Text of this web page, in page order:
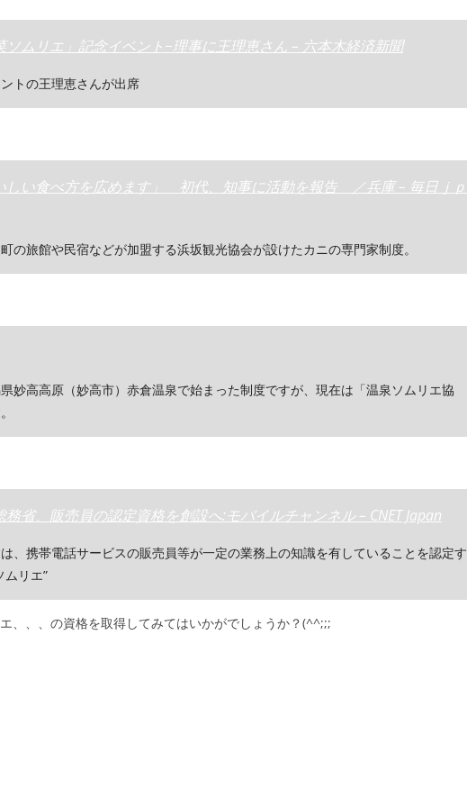
ソムリエ」記念イベント−理事に王理恵さん – 六本木経済新聞
トの王理恵さんが出席
しい食べ方を広めます」 初代、知事に活動を報告 ／兵庫 – 毎日ｊｐ
の旅館や民宿などが加盟する浜坂観光協会が設けたカニの専門家制度。
県妙高高原（妙高市）赤倉温泉で始まった制度ですが、現在は「温泉ソムリエ協
省、販売員の認定資格を創設へ:モバイルチャンネル – CNET Japan
、携帯電話サービスの販売員等が一定の業務上の知識を有していることを認定す
ムリエ”
、、、の資格を取得してみてはいかがでしょうか？(^^;;;